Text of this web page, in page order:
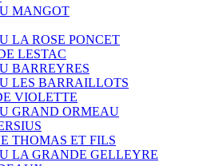
MANGOT
LA ROSE PONCET
LESTAC
BARREYRES
LES BARRAILLOTS
VIOLETTE
GRAND ORMEAU
THOMAS ET FILS
LA GRANDE GELLEYRE